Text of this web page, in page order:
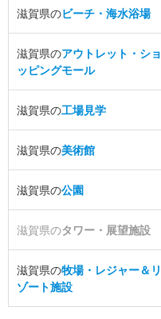
滋賀県のビーチ・海水浴場
滋賀県のアウトレット・ショ
ッピングモール
滋賀県の工場見学
滋賀県の美術館
滋賀県の公園
滋賀県のタワー・展望施設
滋賀県の牧場・レジャー＆リ
ゾート施設